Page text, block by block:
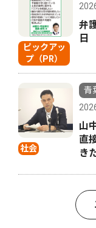
ピックアッ
プ（PR）
弁
日
社会
青
山
直
き